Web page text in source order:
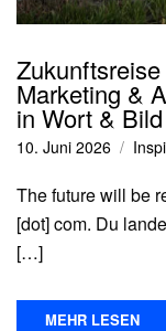
Marketing &
in Wort & Bild
10. Juni 2026
The future will be
[dot] com. Du
[…]
MEHR LESEN